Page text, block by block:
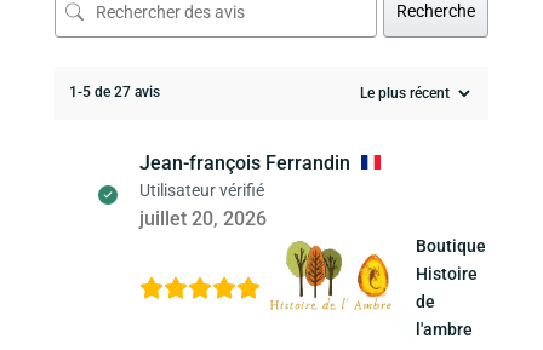
Recherche
1-5 de 27 avis
Jean-françois Ferrandin
Utilisateur vérifié
juillet 20, 2026
Boutique
Histoire
de
l'ambre